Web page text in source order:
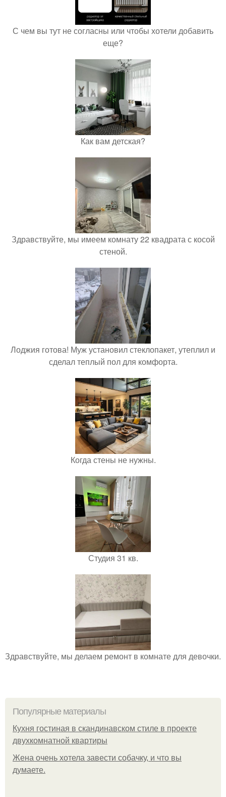
С чем вы тут не согласны или чтобы хотели добавить
еще?
Как вам детская?
Здравствуйте, мы имеем комнату 22 квадрата с косой
стеной.
Лоджия готова! Муж установил стеклопакет, утеплил и
сделал теплый пол для комфорта.
Когда стены не нужны.
Студия 31 кв.
Здравствуйте, мы делаем ремонт в комнате для девочки.
Популярные материалы
Кухня гостиная в скандинавском стиле в проекте
двухкомнатной квартиры
Жена очень хотела завести собачку, и что вы
думаете.